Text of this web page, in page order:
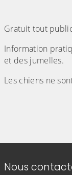
Gratuit tout
Information
et des jumelles.
Les chiens ne
Nous